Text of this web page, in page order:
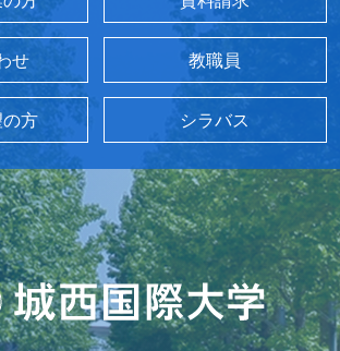
せ 教職員
方 シラバス